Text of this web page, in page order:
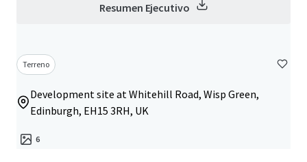
Resumen Ejecutivo
Terreno
Development site at Whitehill Road, Wisp Green,
Edinburgh, EH15 3RH, UK
6